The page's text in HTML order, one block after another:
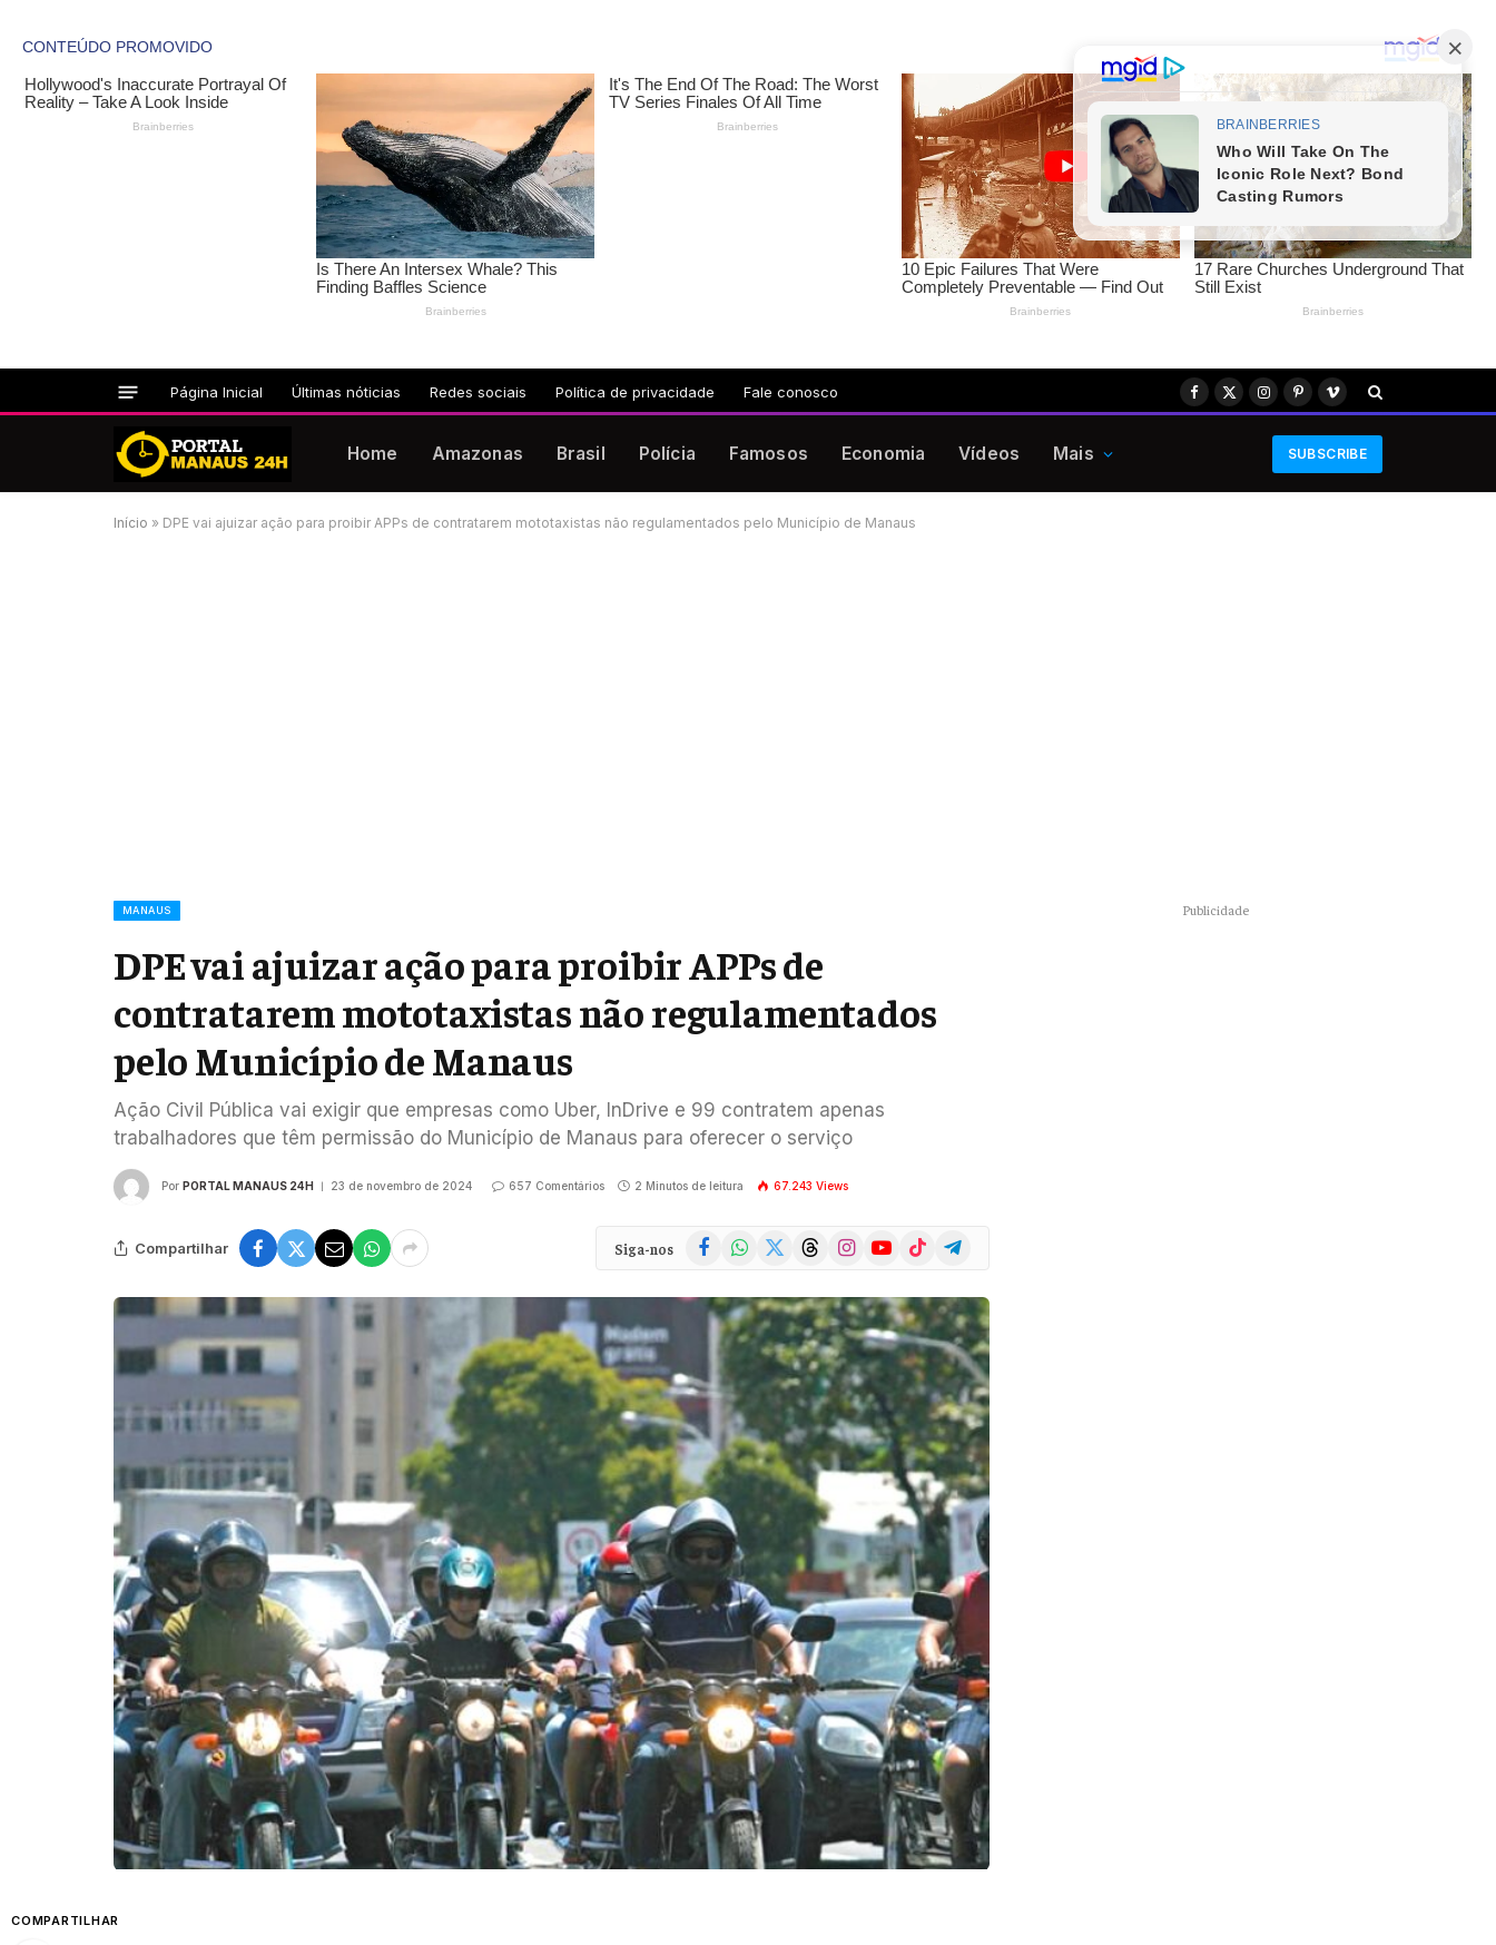
Página Inicial Últimas nóticias Redes sociais Política de privacidade Fale conosco Facebook
X
Instagram
PinterestVimeo
Home Amazonas Brasil Polícia Famosos Economia Vídeos Mais SUBSCRIBE
Início » DPE vai ajuizar ação para proibir APPs de contratarem mototaxistas não regulamentados pelo Município de Manaus
MANAUS
DPE vai ajuizar ação para proibir APPs de
contratarem mototaxistas não regulamentados
pelo Município de Manaus
Ação Civil Pública vai exigir que empresas como Uber, InDrive e 99 contratem apenas
trabalhadores que têm permissão do Município de Manaus para oferecer o serviço
Por PORTAL MANAUS 24H 23 de novembro de 2024 657 Comentários 2 Minutos de leitura 67.243 Views
Compartilhar Siga-nos FacebookWhatsApp ThreadsInstagramYouTubeTikTok Telegram
COMPARTILHAR
Publicidade